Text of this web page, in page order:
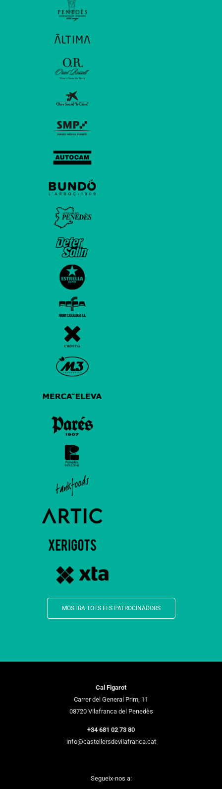
MOSTRA TOTS ELS PATROCINADORS
Cal Figarot
Carrer del General Prim, 11
08720 Vilafranca del Penedès
+34 681 02 73 80
info@castellersdevilafranca.cat
Segueix-nos a: